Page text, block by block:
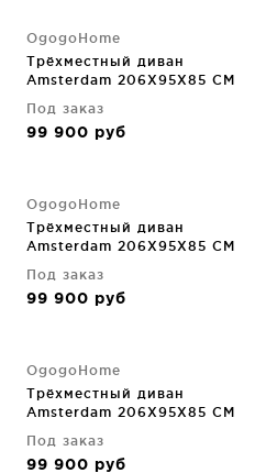
OgogoHome
Трёхместный диван
Amsterdam 206X95X85 CM
Под заказ
99 900 руб
OgogoHome
Трёхместный диван
Amsterdam 206X95X85 CM
Под заказ
99 900 руб
OgogoHome
Трёхместный диван
Amsterdam 206X95X85 CM
Под заказ
99 900 руб